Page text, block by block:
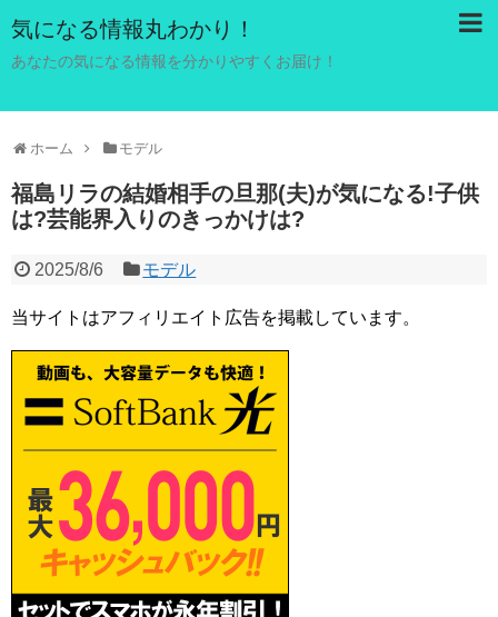
気になる情報丸わかり！
あなたの気になる情報を分かりやすくお届け！
ホーム モデル
福島リラの結婚相手の旦那(夫)が気になる!子供
は?芸能界入りのきっかけは?
2025/8/6 モデル
当サイトはアフィリエイト広告を掲載しています。